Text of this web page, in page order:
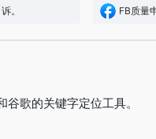
。 FB质量
歌的关键字定位工具。